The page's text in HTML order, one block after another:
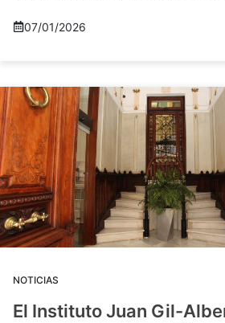
07/01/2026
NOTICIAS
El Instituto Juan Gil-